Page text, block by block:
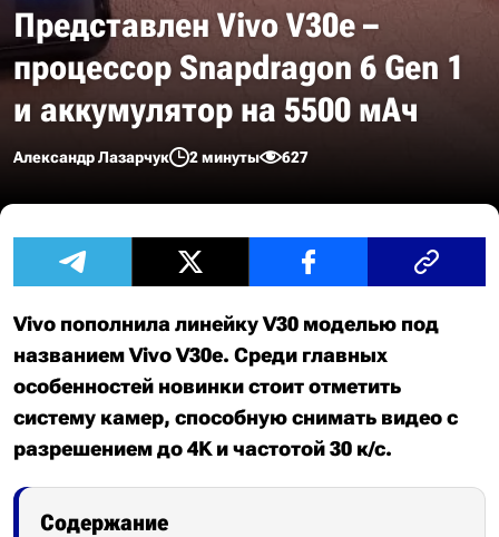
Представлен Vivo V30e –
процессор Snapdragon 6 Gen 1
и аккумулятор на 5500 мАч
Александр Лазарчук 2 минуты 627
Vivo пополнила линейку V30 моделью под
названием Vivo V30e. Среди главных
особенностей новинки стоит отметить
систему камер, способную снимать видео с
разрешением до 4K и частотой 30 к/с.
Содержание